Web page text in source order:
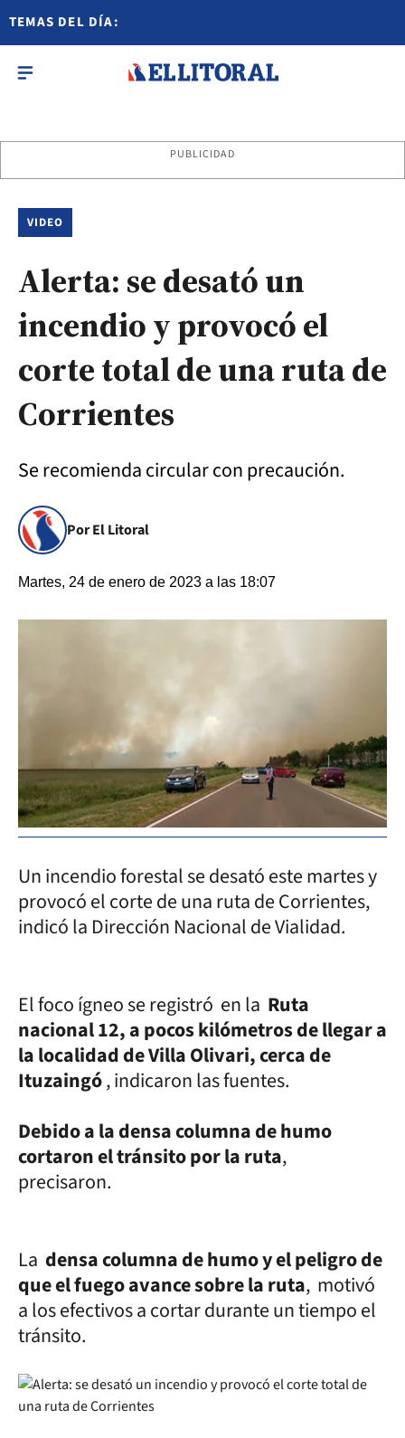
TEMAS DEL DÍA:
PUBLICIDAD
VIDEO
Alerta: se desató un
incendio y provocó el
corte total de una ruta de
Corrientes
Se recomienda circular con precaución.
Por El Litoral
Martes, 24 de enero de 2023 a las 18:07
Un incendio forestal se desató este martes y
provocó el corte de una ruta de Corrientes,
indicó la Dirección Nacional de Vialidad.
El foco ígneo se registró en la Ruta
nacional 12, a pocos kilómetros de llegar a
la localidad de Villa Olivari, cerca de
Ituzaingó, indicaron las fuentes.
Debido a la densa columna de humo
cortaron el tránsito por la ruta,
precisaron.
La densa columna de humo y el peligro de
que el fuego avance sobre la ruta, motivó
a los efectivos a cortar durante un tiempo el
tránsito.